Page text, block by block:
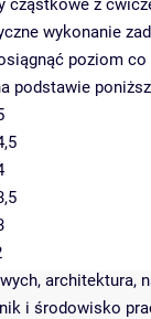
cząstkowe z
wykonanie
poziom
podstawie
architektura,
i środowisko